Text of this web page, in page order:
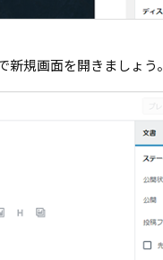
規画面を開きましょう。